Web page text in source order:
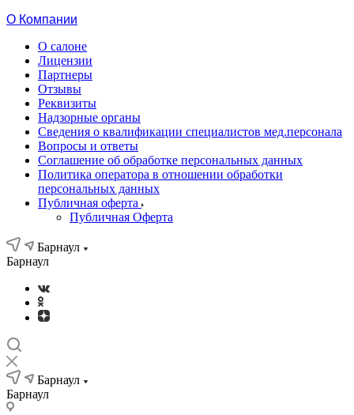
О Компании
О салоне
Лицензии
Партнеры
Отзывы
Реквизиты
Надзорные органы
Сведения о квалификации специалистов мед.персонала
Вопросы и ответы
Соглашение об обработке персональных данных
Политика оператора в отношении обработки
персональных данных
Публичная оферта
Публичная Оферта
Барнаул
Барнаул
Барнаул
Барнаул